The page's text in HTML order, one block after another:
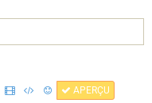
APERÇU